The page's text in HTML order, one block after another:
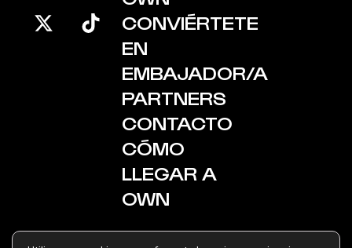
CONVIÉRTETE
EN
EMBAJADOR/A
PARTNERS
CONTACTO
CÓMO
LLEGAR A
OWN